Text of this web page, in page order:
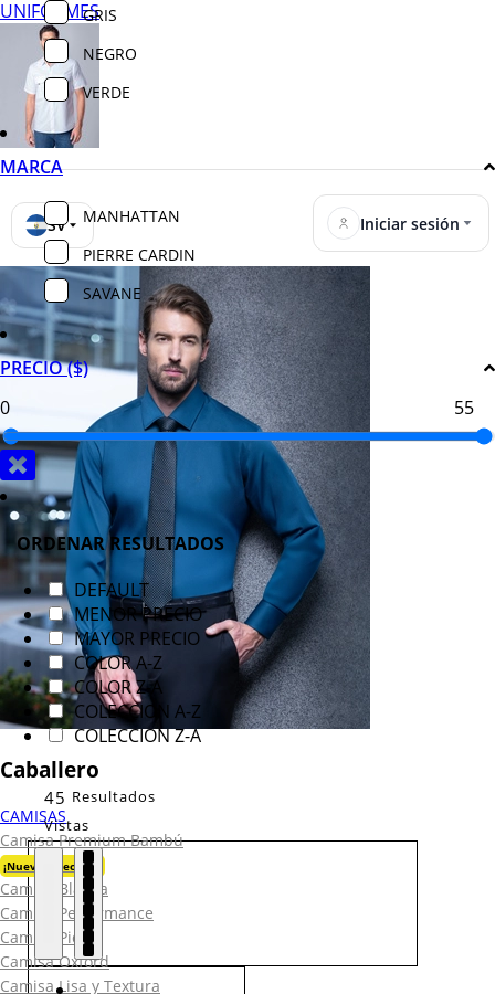
UNIFORMES
SV Iniciar sesión
Caballero
CAMISAS
Camisa Premium Bambú
¡Nueva Colección!
Camisa Blanca
Camisa Performance
Camisa Piqué
Camisa Oxford
Camisa Lisa y Textura
GRIS
NEGRO
VERDE
MARCA
MANHATTAN
PIERRE CARDIN
SAVANE
PRECIO ($)
ORDENAR RESULTADOS
DEFAULT
MENOR PRECIO
MAYOR PRECIO
COLOR A-Z
COLOR Z-A
COLECCION A-Z
COLECCION Z-A
45 Resultados
Vistas